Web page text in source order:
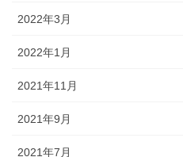
2022年3月
2022年1月
2021年11月
2021年9月
2021年7月